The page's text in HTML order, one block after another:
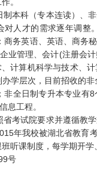
本科（专本连读）、
人才的需求逐年调
务英语、英语、商务
业管理、会计(注册会
计算机科学与技术、
学层次，目前招收的
全日制专升本专业
息工程。
考试院要求并遵循教
年我校被湖北省教育
听课制度，每学期开
号